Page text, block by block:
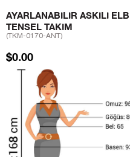
AYARLANABILIR ASKILI
TENSEL TAKIM
(TKM-0170-ANT)
$0.00